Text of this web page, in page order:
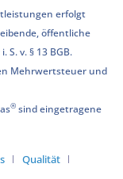
erfolgt
öffentliche
v. § 13 BGB.
Mehrwertsteuer und
®sind eingetragene
Qualität